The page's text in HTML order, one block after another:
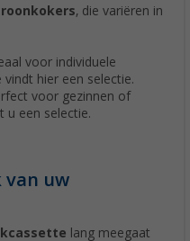
, die variëren in
voor individuele
vindt hier een selectie.
voor gezinnen of
u een selectie.
van uw
lang meegaat